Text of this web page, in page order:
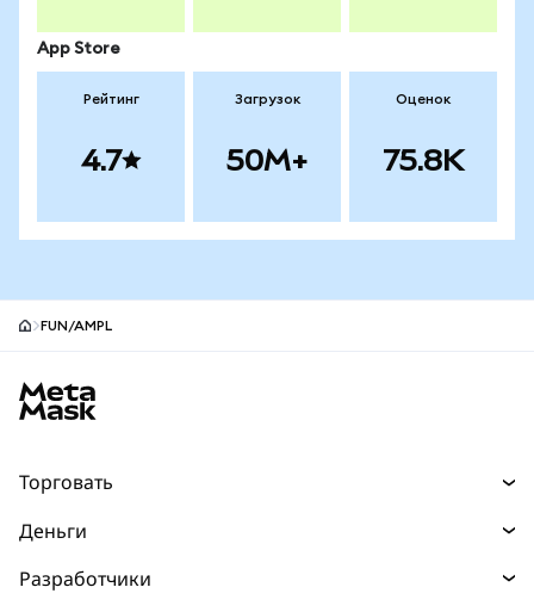
App Store
Рейтинг
4.7
Загрузок
50M+
Оценок
75.8K
FUN/AMPL
Торговать
Прогнозы
Деньги
Разработчики